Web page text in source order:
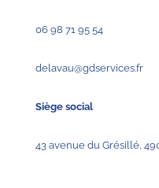
06 98 71 95 54
delavau@gdservices.fr
Siège social
43 avenue du Grésillé,